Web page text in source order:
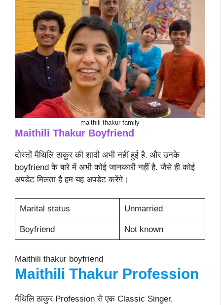
maithili thakur family
Maithili Thakur Boyfriend
दोस्तों मैथिलि ठाकुर की शादी अभी नहीं हुई है. और उनके
boyfriend के बारे में अभी कोई जानकारी नहीं है. जैसे ही कोई
अपडेट मिलता है हम यह अपडेट करेंगे।
Marital status Unmarried
Boyfriend Not known
Maithili thakur boyfriend
Maithili Thakur Profession
मैथिलि ठाकुर Profession से एक Classic Singer,